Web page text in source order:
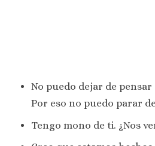
No puedo dejar de
Por eso no puedo parar
Tengo mono de ti. ¿Nos